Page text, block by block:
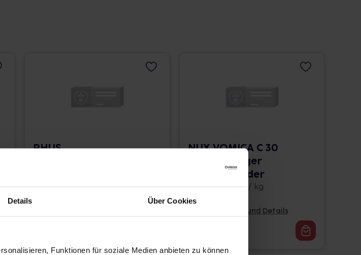
Details Über Cookies
Funktionen für soziale Medien anbieten zu können
RHUS
NUX VOMICA C 30
Globuli Pflüger
Globulispender
10 g • 970,00 € / kg
Pflichtangaben und Details